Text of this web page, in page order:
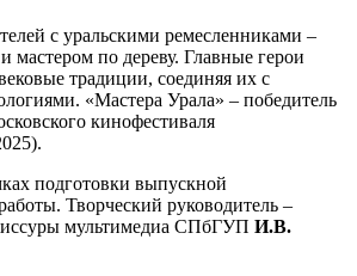
с уральскими ремесленниками –
мастером по дереву. Главные герои
традиции, соединяя их с
«Мастера Урала» – победитель
кинофестиваля
подготовки выпускной
Творческий руководитель –
мультимедиа СПбГУП И.В.